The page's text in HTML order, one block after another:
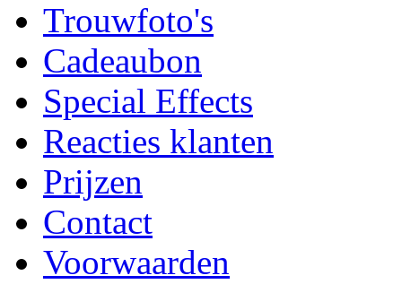
Trouwfoto's
Cadeaubon
Special Effects
Reacties klanten
Prijzen
Contact
Voorwaarden